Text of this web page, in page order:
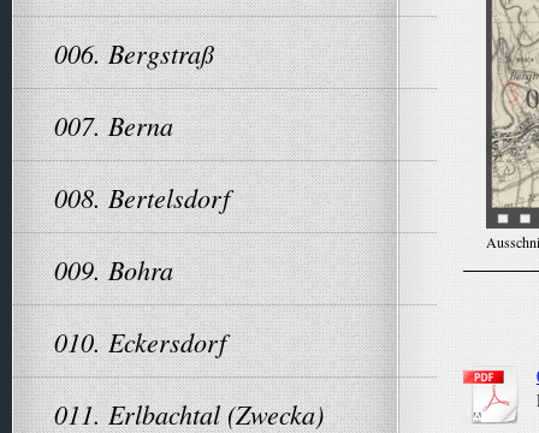
006. Bergstraß
007. Berna
008. Bertelsdorf
009. Bohra
010. Eckersdorf
011. Erlbachtal (Zwecka)